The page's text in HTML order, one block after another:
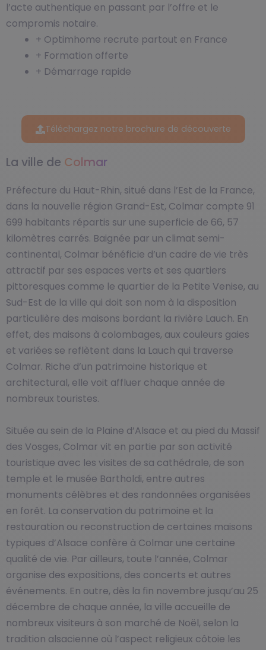
l’acte authentique en passant par l’offre et le
compromis notaire.
+ Optimhome recrute partout en France
+ Formation offerte
+ Démarrage rapide
Téléchargez notre brochure de découverte
La ville de Colmar
Préfecture du Haut-Rhin, situé dans l’Est de la France,
dans la nouvelle région Grand-Est, Colmar compte 91
699 habitants répartis sur une superficie de 66, 57
kilomètres carrés. Baignée par un climat semi-
continental, Colmar bénéficie d’un cadre de vie très
attractif par ses espaces verts et ses quartiers
pittoresques comme le quartier de la Petite Venise, au
Sud-Est de la ville qui doit son nom à la disposition
particulière des maisons bordant la rivière Lauch. En
effet, des maisons à colombages, aux couleurs gaies
et variées se reflètent dans la Lauch qui traverse
Colmar. Riche d’un patrimoine historique et
architectural, elle voit affluer chaque année de
nombreux touristes.
Située au sein de la Plaine d’Alsace et au pied du Massif
des Vosges, Colmar vit en partie par son activité
touristique avec les visites de sa cathédrale, de son
temple et le musée Bartholdi, entre autres
monuments célèbres et des randonnées organisées
en forêt. La conservation du patrimoine et la
restauration ou reconstruction de certaines maisons
typiques d’Alsace confère à Colmar une certaine
qualité de vie. Par ailleurs, toute l’année, Colmar
organise des expositions, des concerts et autres
événements. En outre, dès la fin novembre jusqu’au 25
décembre de chaque année, la ville accueille de
nombreux visiteurs à son marché de Noël, selon la
tradition alsacienne où l’aspect religieux côtoie les